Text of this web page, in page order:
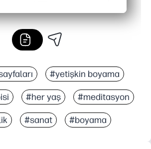
#yetişkin boyama
#her yaş #meditasyon
#sanat #boyama